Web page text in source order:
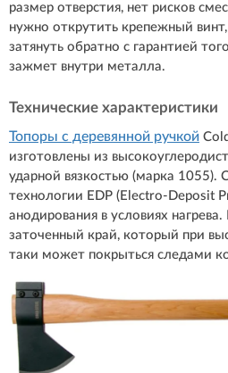
размер отверстия, нет рисков
нужно открутить крепежный
затянуть обратно с гарантией
зажмет внутри металла.
Технические характеристики
Топоры с деревянной ручкой
изготовлены из
ударной вязкостью (марка 1055).
технологии EDP (Electro-Deposit
анодирования в условиях
заточенный край, который при
таки может покрыться следами